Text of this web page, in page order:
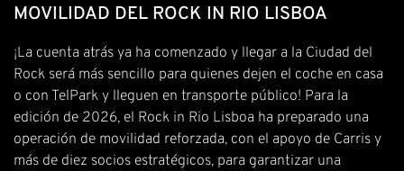
MOVILIDAD DEL ROCK IN RIO LISBOA
¡La cuenta atrás ya ha comenzado y llegar a la Ciudad del
Rock será más sencillo para quienes dejen el coche en casa
o con TelPark y lleguen en transporte público! Para la
edición de 2026, el Rock in Rio Lisboa ha preparado una
operación de movilidad reforzada, con el apoyo de Carris y
más de diez socios estratégicos, para garantizar una